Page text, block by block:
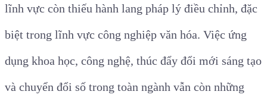
lĩnh vực còn thiếu hành lang pháp lý điều chỉnh, đặc
biệt trong lĩnh vực công nghiệp văn hóa. Việc ứng
dụng khoa học, công nghệ, thúc đẩy đổi mới sáng tạo
và chuyển đổi số trong toàn ngành vẫn còn những